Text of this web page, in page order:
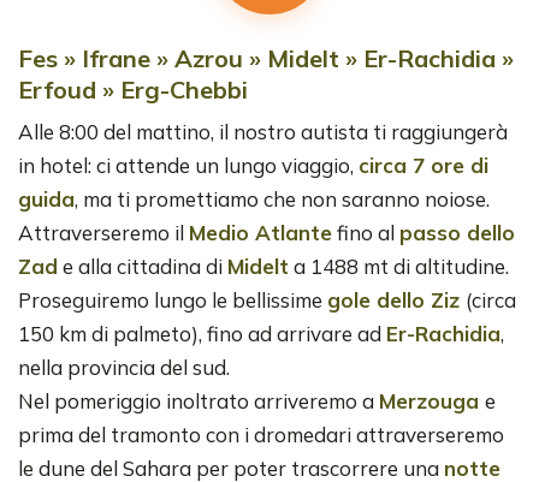
Fes » Ifrane » Azrou » Midelt » Er-Rachidia »
Erfoud » Erg-Chebbi
Alle 8:00 del mattino, il nostro autista ti raggiungerà
in hotel: ci attende un lungo viaggio, circa 7 ore di
guida, ma ti promettiamo che non saranno noiose.
Attraverseremo il Medio Atlantefino al passo dello
Zad e alla cittadina di Midelt a 1488 mt di altitudine.
Proseguiremo lungo le bellissime gole dello Ziz (circa
150 km di palmeto), fino ad arrivare ad Er-Rachidia,
nella provincia del sud.
Nel pomeriggio inoltrato arriveremo a Merzouga e
prima del tramonto con i dromedari attraverseremo
le dune del Sahara per poter trascorrere una notte